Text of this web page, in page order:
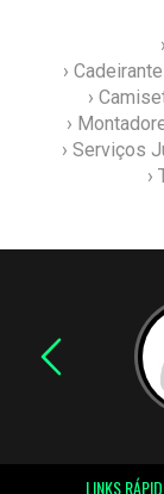
›
›
›
› Serviços
›
LINKS